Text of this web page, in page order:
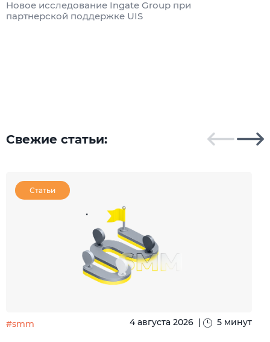
Новое исследование Ingate Group при
партнерской поддержке UIS
Свежие статьи:
Статьи
#smm 4 августа 2026 | 5 минут